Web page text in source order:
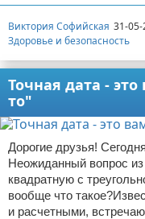
Виктория Софийская 31-
Здоровье и безопасность
Точная дата -
то"
Дорогие друзья!
Неожиданный вопрос
квадратную с
вообще что
и расчетными,